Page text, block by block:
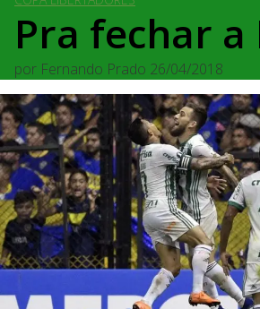
Pra fechar a
por Fernando Prado 26/04/2018